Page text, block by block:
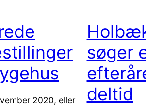
2020, eller
søger
deltid